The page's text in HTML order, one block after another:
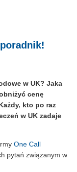
w UK? Jaka
cenę
kto po raz
w UK zadaje
One Call
pytań związanym w